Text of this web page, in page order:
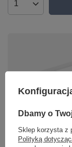
Ilość produktów
Potrójna biała oprawa
oświetleniowa AMIS
3xGU10 Tk Lighting
Dbamy o
Sklep korzysta z
Polityką